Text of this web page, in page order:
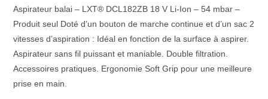
Aspirateur balai – LXT® DCL182ZB 18 V Li-Ion – 54 mbar –
Produit seul Doté d’un bouton de marche continue et d’un sac 2
vitesses d’aspiration : Idéal en fonction de la surface à aspirer.
Aspirateur sans fil puissant et maniable. Double filtration.
Accessoires pratiques. Ergonomie Soft Grip pour une meilleure
prise en main.